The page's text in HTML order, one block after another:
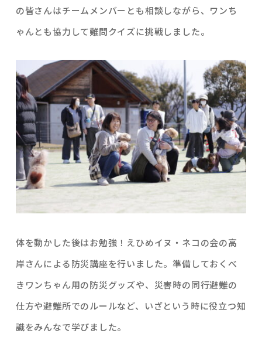
の皆さんはチームメンバーとも相談しながら、ワンち
ゃんとも協力して難問クイズに挑戦しました。
体を動かした後はお勉強！えひめイヌ・ネコの会の高
岸さんによる防災講座を行いました。準備しておくべ
きワンちゃん用の防災グッズや、災害時の同行避難の
仕方や避難所でのルールなど、いざという時に役立つ知
識をみんなで学びました。